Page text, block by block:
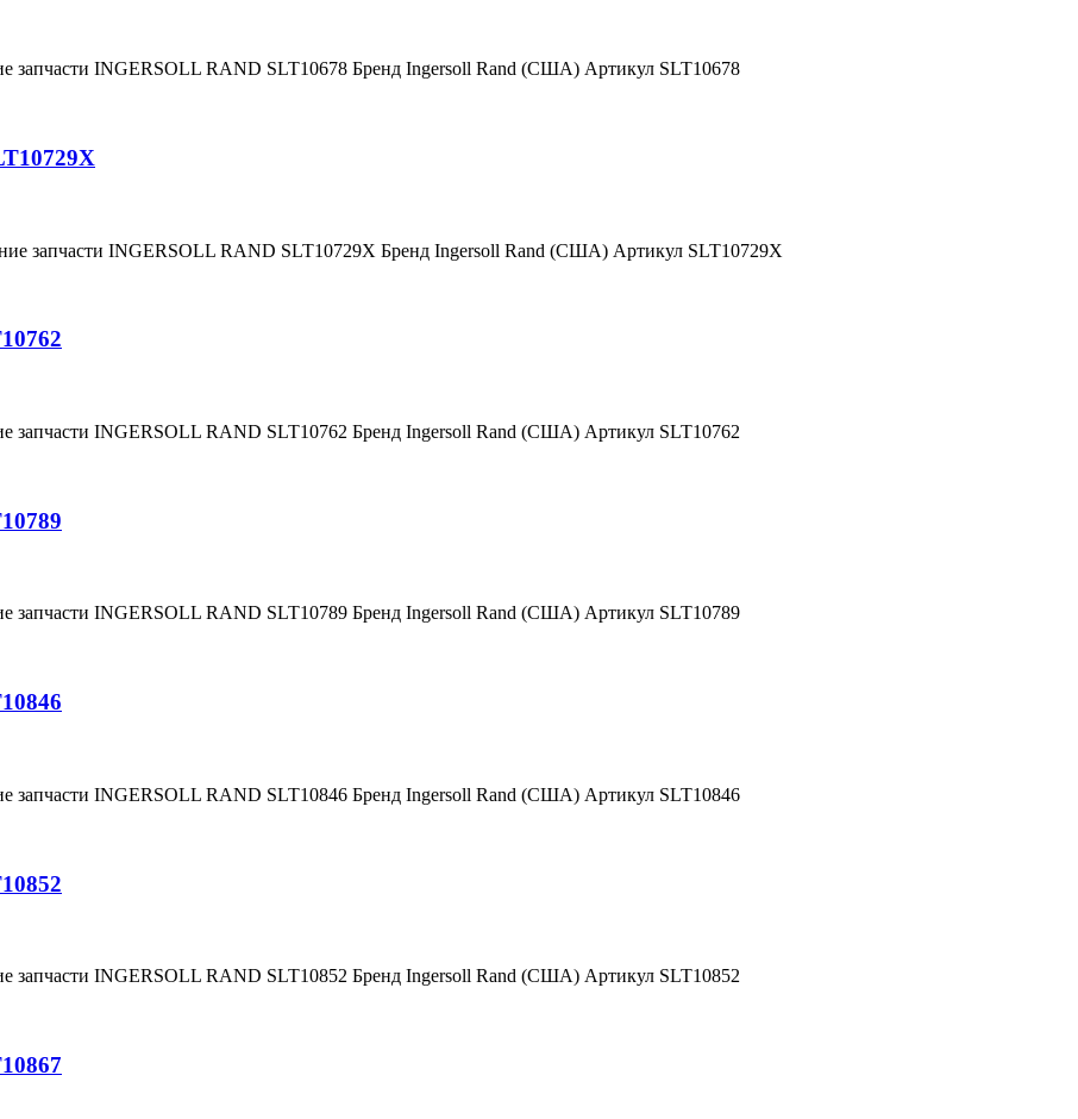
запчасти INGERSOLL RAND SLT10678 Бренд Ingersoll Rand (США) Артикул SLT10678
запчасти INGERSOLL RAND SLT10729X Бренд Ingersoll Rand (США) Артикул SLT10729X
запчасти INGERSOLL RAND SLT10762 Бренд Ingersoll Rand (США) Артикул SLT10762
запчасти INGERSOLL RAND SLT10789 Бренд Ingersoll Rand (США) Артикул SLT10789
запчасти INGERSOLL RAND SLT10846 Бренд Ingersoll Rand (США) Артикул SLT10846
запчасти INGERSOLL RAND SLT10852 Бренд Ingersoll Rand (США) Артикул SLT10852